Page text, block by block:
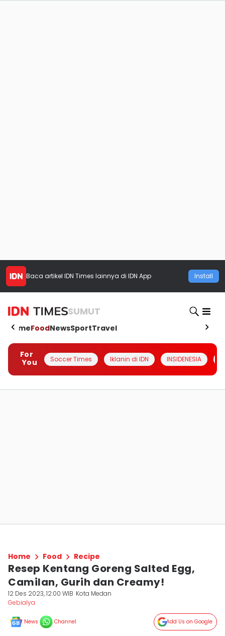
Baca artikel IDN Times lainnya di IDN App Install
SUMUT
HomeFoodNewsSportTravel
For
You
Soccer Times Iklanin di IDN INSIDENESIA
Home Food Recipe
Resep Kentang Goreng Salted Egg,
Camilan, Gurih dan Creamy!
12 Des 2023, 12:00 WIB Kota Medan
Gebialya
News Channel Add Us on Google